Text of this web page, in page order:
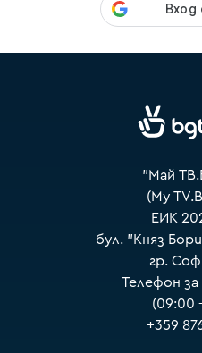
"Май
(My
ЕИК
бул. "Княз
гр.
Телефон
(09:00
+359